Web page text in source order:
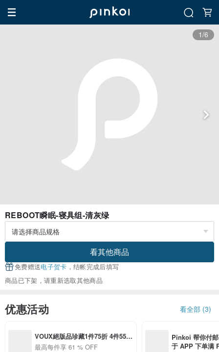
1/6
REBOOT瞬眠-寝具组-清灰绿
看其他商品
免费赠送电子贺卡 ，结帐完成后填写
商品已下架，请重新选取其他商品
优惠活动 看全部 (3)
VOUX絕版品珍藏1件75折 4件55
折 9件39折
最高每件享 61 % OFF
Pinkoi 帮你付
于 APP 下单满